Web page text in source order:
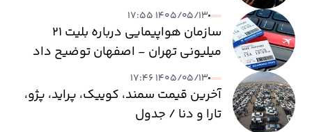
۱۴۰۵/۰۵/۱۳ ۱۷:۵۵
سازمان هواپیمایی درباره بلیت ۲۱
میلیونی تهران - اصفهان توضیح داد
۱۴۰۵/۰۵/۱۳ ۱۷:۴۶
آخرین قیمت سمند، کوییک، پراید، پژو،
تارا و دنا / جدول